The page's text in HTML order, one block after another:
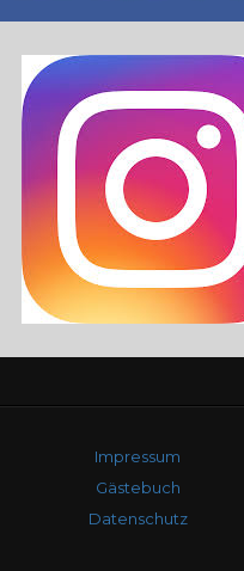
Impressum
Gästebuch
Datenschutz